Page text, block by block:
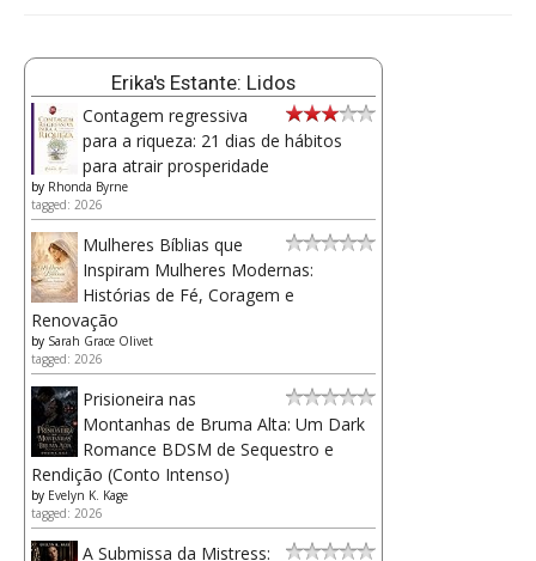
Erika's Estante: Lidos
Contagem regressiva
para a riqueza: 21 dias de hábitos
para atrair prosperidade
by Rhonda Byrne
tagged: 2026
Mulheres Bíblias que
Inspiram Mulheres Modernas:
Histórias de Fé, Coragem e
Renovação
by Sarah Grace Olivet
tagged: 2026
Prisioneira nas
Montanhas de Bruma Alta: Um Dark
Romance BDSM de Sequestro e
Rendição (Conto Intenso)
by Evelyn K. Kage
tagged: 2026
A Submissa da Mistress: